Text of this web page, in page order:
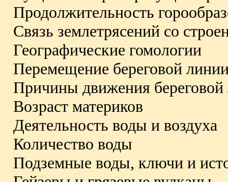
Продолжительность
Связь землетрясений со
Географические гомологии
Перемещение береговой
Причины движения
Возраст материков
Деятельность воды и воздуха
Количество воды
Подземные воды, ключи и